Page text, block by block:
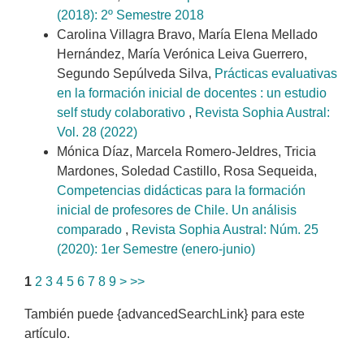
(2018): 2º Semestre 2018
Carolina Villagra Bravo, María Elena Mellado
Hernández, María Verónica Leiva Guerrero,
Segundo Sepúlveda Silva, Prácticas evaluativas
en la formación inicial de docentes : un estudio
self study colaborativo , Revista Sophia Austral:
Vol. 28 (2022)
Mónica Díaz, Marcela Romero-Jeldres, Tricia
Mardones, Soledad Castillo, Rosa Sequeida,
Competencias didácticas para la formación
inicial de profesores de Chile. Un análisis
comparado , Revista Sophia Austral: Núm. 25
(2020): 1er Semestre (enero-junio)
1 2 3 4 5 6 7 8 9 > >>
También puede {advancedSearchLink} para este
artículo.